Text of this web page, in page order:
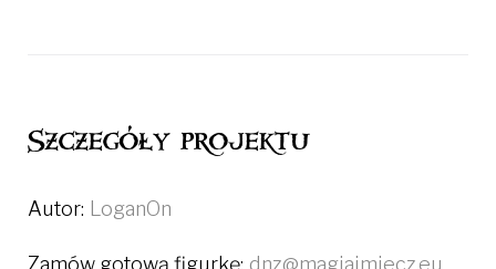
Szczegóły projektu
Autor: LoganOn
Zamów gotową figurkę: dnz@magiaimiecz.eu